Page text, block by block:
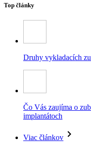
Top články
Druhy vykladacích
Čo Vás zaujíma o
implantátoch
Viac článkov